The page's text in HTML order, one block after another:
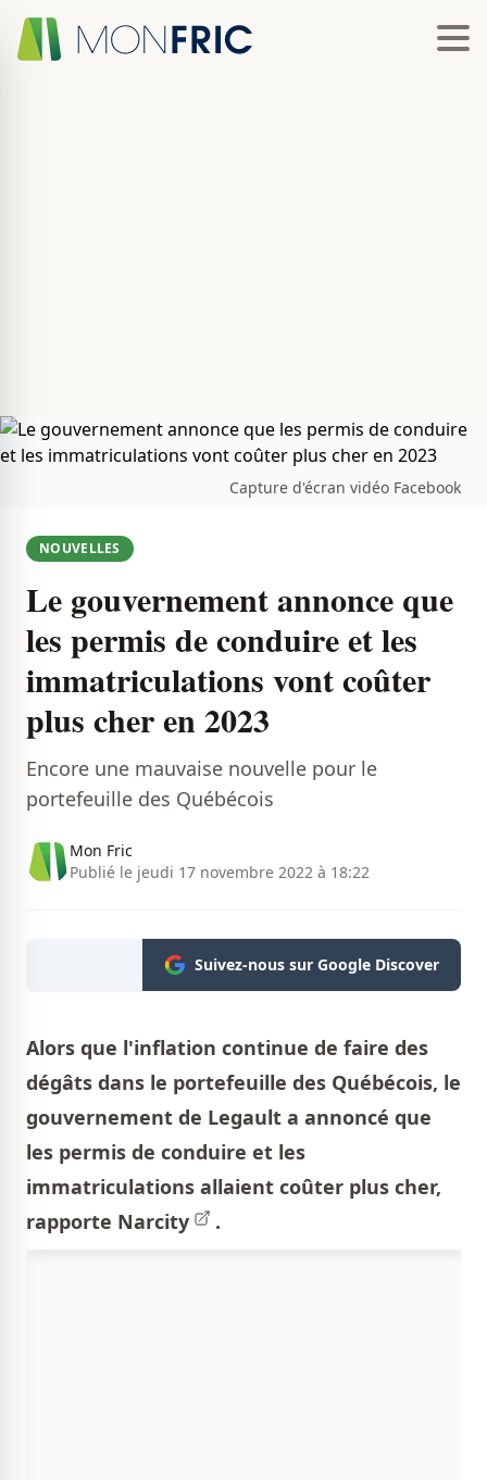
Capture d'écran vidéo Facebook
NOUVELLES
Le gouvernement annonce que
les permis de conduire et les
immatriculations vont coûter
plus cher en 2023
Encore une mauvaise nouvelle pour le
portefeuille des Québécois
Mon Fric
Publié le jeudi 17 novembre 2022 à 18:22
Suivez-nous sur Google Discover
Alors que l'inflation continue de faire des
dégâts dans le portefeuille des Québécois, le
gouvernement de Legault a annoncé que
les permis de conduire et les
immatriculations allaient coûter plus cher,
rapporte Narcity .